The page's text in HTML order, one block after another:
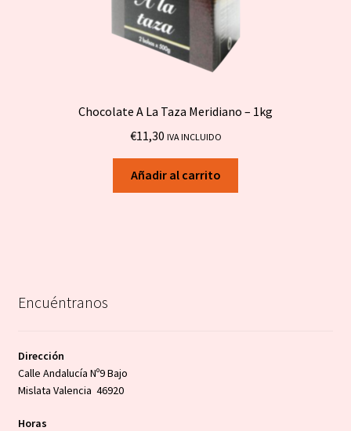
Chocolate A La Taza Meridiano – 1kg
€11,30 IVA INCLUIDO
Añadir al carrito
Encuéntranos
Dirección
Calle Andalucía Nº9 Bajo
Mislata Valencia 46920
Horas